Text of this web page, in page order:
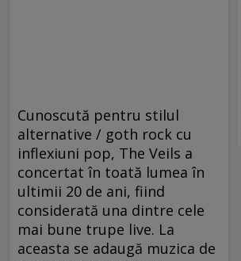
Cunoscută pentru stilul
alternative / goth rock cu
inflexiuni pop, The Veils a
concertat în toată lumea în
ultimii 20 de ani, fiind
considerată una dintre cele
mai bune trupe live. La
aceasta se adaugă muzica de